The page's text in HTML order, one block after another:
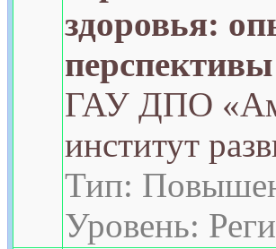
здоровья:
перспективы
ГАУ ДПО
институт
Тип:
Уровень: